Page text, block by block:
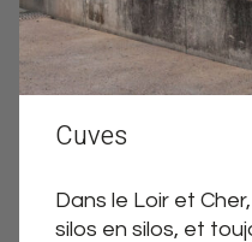
Cuves
Dans le Loir et
silos en silos, et